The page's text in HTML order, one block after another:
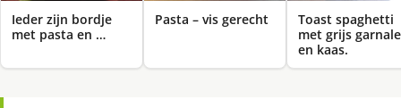
Ieder zijn bordje
met pasta en …
Pasta – vis gerecht
Toast spaghetti
met grijs
en kaas.